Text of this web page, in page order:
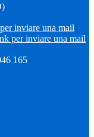
inviare una mail
per inviare una mail
165